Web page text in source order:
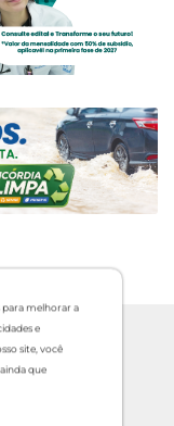
para melhorar a
e
site, você
que